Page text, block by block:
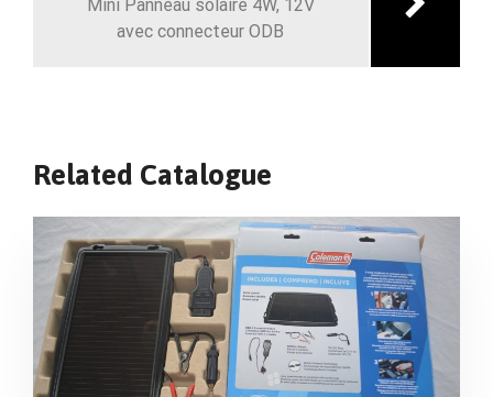
Mini Panneau solaire 4W, 12V
avec connecteur ODB
Related Catalogue